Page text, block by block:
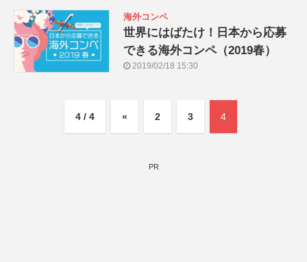
海外コンペ
世界にはばたけ！日本から応募
できる海外コンペ（2019春）
2019/02/18 15:30
4 / 4 « 2 3 4
PR